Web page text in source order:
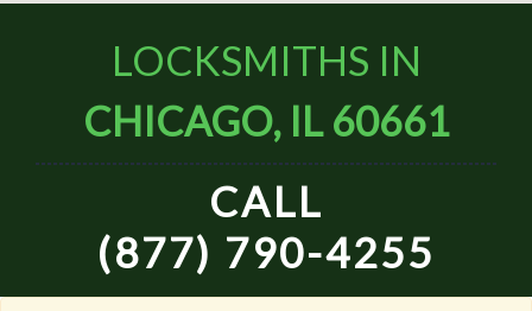
LOCKSMITHS IN
CHICAGO, IL 60661
CALL
(877) 790-4255